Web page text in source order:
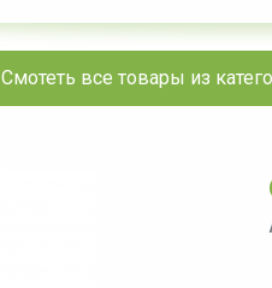
Смотеть все товары из